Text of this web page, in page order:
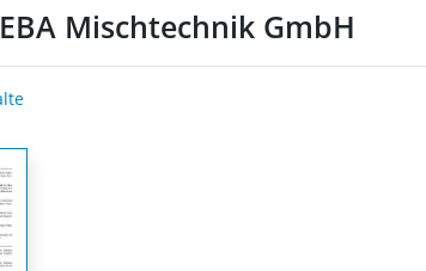
Mischtechnik GmbH